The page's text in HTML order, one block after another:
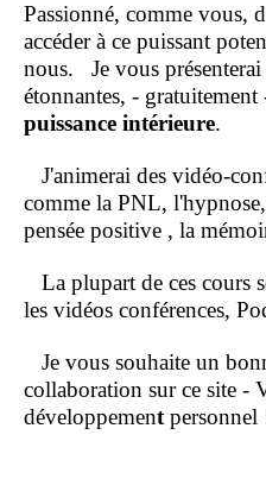
Passionné, comme vous,
accéder à ce puissant
nous. Je vous
étonnantes, -
puissance intérieure.
J'animerai des vidéo-
comme la PNL,
pensée positive , la
La plupart de ces cours
les vidéos conférences,
Je vous souhaite un
collaboration sur ce site -
développementpersonnel